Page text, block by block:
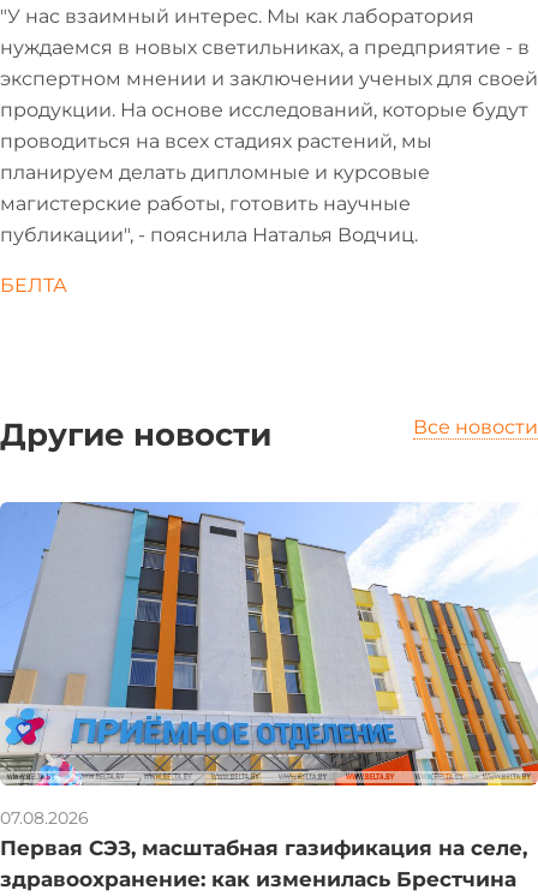
"У нас взаимный интерес. Мы как лаборатория
нуждаемся в новых светильниках, а предприятие - в
экспертном мнении и заключении ученых для своей
продукции. На основе исследований, которые будут
проводиться на всех стадиях растений, мы
планируем делать дипломные и курсовые
магистерские работы, готовить научные
публикации", - пояснила Наталья Водчиц.
БЕЛТА
Другие новости Все новости
07.08.2026
Первая СЭЗ, масштабная газификация на селе,
здравоохранение: как изменилась Брестчина